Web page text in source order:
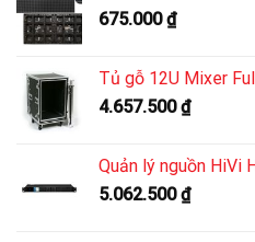
675.000₫
Tủ gỗ 12U Mixer Full
4.657.500₫
Quản lý nguồn HiVi
5.062.500₫